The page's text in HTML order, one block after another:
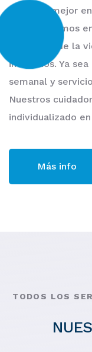
Siéntete mejor
especializamos
asistencia de la
individuos. Ya
semanal y
Nuestros
individualizado
Más info
TODOS LOS